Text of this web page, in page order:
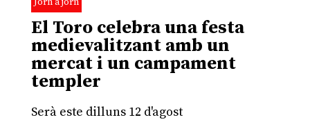
El Toro celebra una festa
medievalitzant amb un
mercat i un campament
templer
Serà este dilluns 12 d'agost